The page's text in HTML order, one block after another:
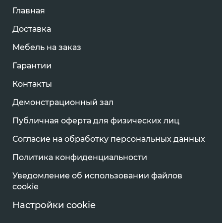
Главная
Доставка
Мебель на заказ
Гарантии
Контакты
Демонстрационный зал
Публичная оферта для физических лиц
Согласие на обработку персональных данных
Политика конфиденциальности
Уведомление об использовании файлов
cookie
Настройки cookie